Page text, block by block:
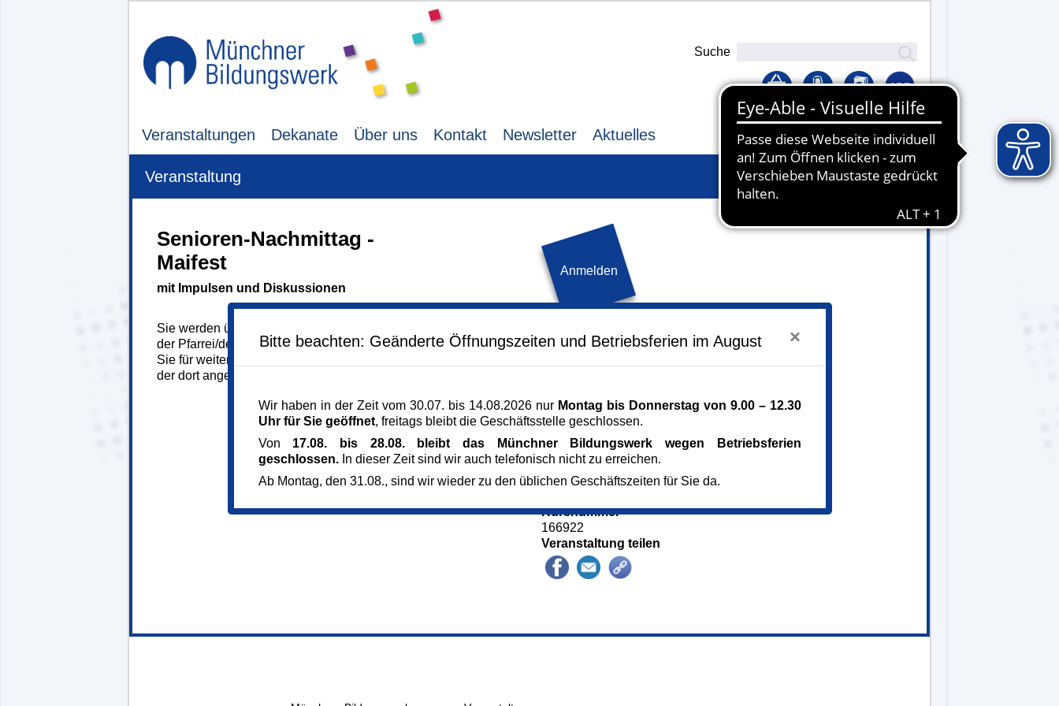
Suche
Veranstaltungen Dekanate Über uns Kontakt Newsletter Aktuelles Lernplattform
Veranstaltung
Senioren-Nachmittag -
Maifest
mit Impulsen und Diskussionen
Sie werden über den Anmeldebutton auf die Kontaktseite
der Pfarrei/des Pfarrverbandes weitergeleitet. Bitte rufen
Sie für weitere Informationen sowie zur Anmeldung bei
der dort angegebenen Telefonnummer an.
Anmelden
Donnerstag,07.05.2026,14.30 - 18.00 Uhr
Veranstaltungsort
Kafkastr. 17
81737 München
Eintritt frei
0,00 €
Referent_in
Kursnummer
166922
Veranstaltung teilen
Bitte beachten: Geänderte Öffnungszeiten und Betriebsferien im August ×
Wir haben in der Zeit vom 30.07. bis 14.08.2026 nur Montag bis Donnerstag von 9.00 – 12.30
Uhr für Sie geöffnet, freitags bleibt die Geschäftsstelle geschlossen.
Von 17.08. bis 28.08. bleibt das Münchner Bildungswerk wegen Betriebsferien
geschlossen.In dieser Zeit sind wir auch telefonisch nicht zu erreichen.
Ab Montag, den 31.08., sind wir wieder zu den üblichen Geschäftszeiten für Sie da.